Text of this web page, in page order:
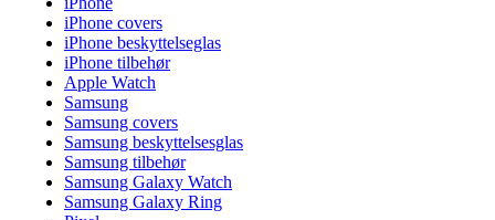
iPhone covers
iPhone beskyttelseglas
iPhone tilbehør
Apple Watch
Samsung
Samsung covers
Samsung beskyttelsesglas
Samsung tilbehør
Samsung Galaxy Watch
Samsung Galaxy Ring